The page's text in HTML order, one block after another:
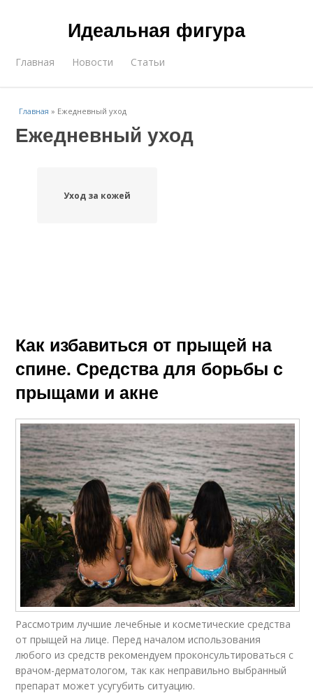
Идеальная фигура
Главная Новости Статьи
Главная » Ежедневный уход
Ежедневный уход
Уход за кожей
Как избавиться от прыщей на
спине. Средства для борьбы с
прыщами и акне
Рассмотрим лучшие лечебные и косметические средства
от прыщей на лице. Перед началом использования
любого из средств рекомендуем проконсультироваться с
врачом-дерматологом, так как неправильно выбранный
препарат может усугубить ситуацию.